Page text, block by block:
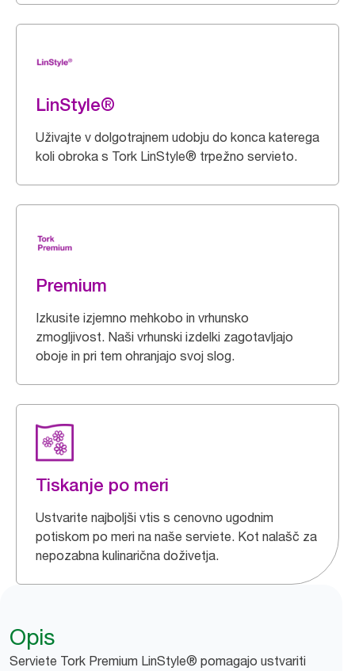
LinStyle®
Uživajte v dolgotrajnem udobju do konca katerega
koli obroka s Tork LinStyle® trpežno servieto.
Premium
Izkusite izjemno mehkobo in vrhunsko
zmogljivost. Naši vrhunski izdelki zagotavljajo
oboje in pri tem ohranjajo svoj slog.
Tiskanje po meri
Ustvarite najboljši vtis s cenovno ugodnim
potiskom po meri na naše serviete. Kot nalašč za
nepozabna kulinarična doživetja.
Opis
Serviete Tork Premium LinStyle® pomagajo ustvariti